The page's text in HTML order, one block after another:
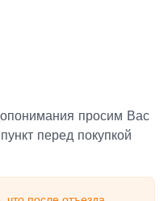
просим Вас
перед покупкой